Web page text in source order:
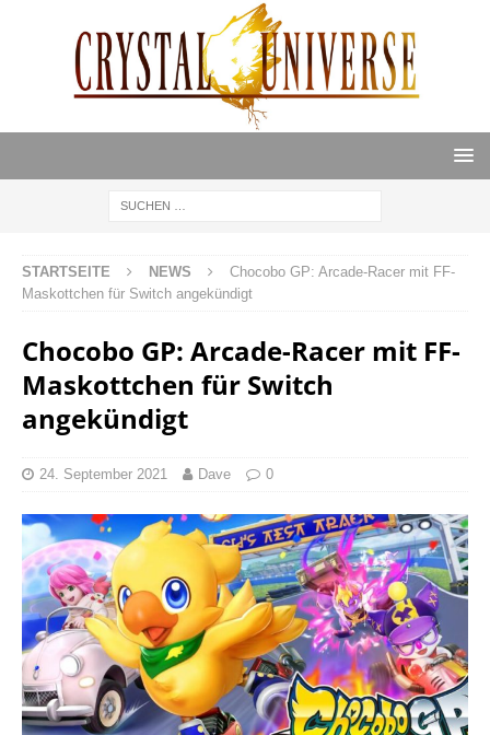
STARTSEITE NEWS
Chocobo GP: Arcade-Racer mit FF-
Maskottchen für Switch angekündigt
Chocobo GP: Arcade-Racer mit FF-
Maskottchen für Switch
angekündigt
24. September 2021 Dave 0